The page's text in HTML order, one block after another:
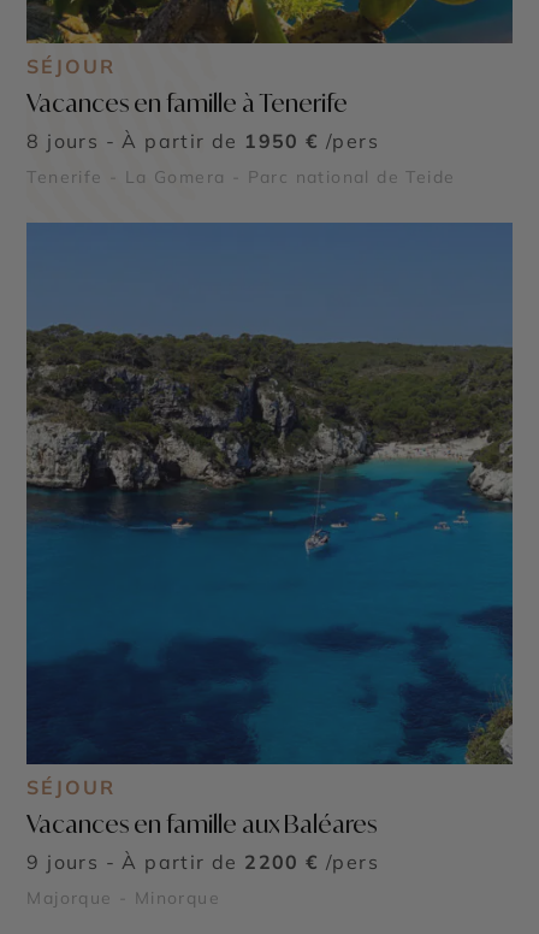
SÉJOUR
Vacances en famille à Tenerife
8 jours - À partir de 1950 € /pers
Tenerife - La Gomera - Parc national de Teide
SÉJOUR
Vacances en famille aux Baléares
9 jours - À partir de 2200 € /pers
Majorque - Minorque